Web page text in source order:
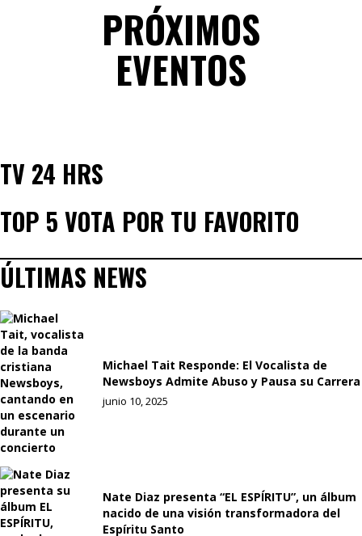
PRÓXIMOS
EVENTOS
TV 24 HRS
TOP 5 VOTA POR TU FAVORITO
ÚLTIMAS NEWS
Michael Tait Responde: El Vocalista de
Newsboys Admite Abuso y Pausa su Carrera
junio 10, 2025
Nate Diaz presenta “EL ESPÍRITU”, un álbum
nacido de una visión transformadora del
Espíritu Santo